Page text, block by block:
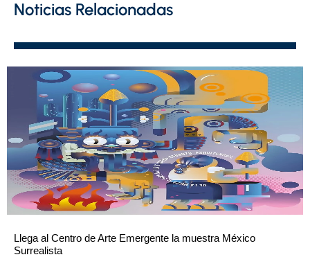
Noticias Relacionadas
Llega al Centro de Arte Emergente la muestra México
Surrealista